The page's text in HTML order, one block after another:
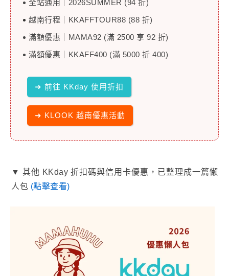
全站通用｜2026SUMMER (94 折)
越南行程｜KKAFFTOUR88 (88 折)
滿額優惠｜MAMA92 (滿 2500 享 92 折)
滿額優惠｜KKAFF400 (滿 5000 折 400)
➜ 前往 KKday 使用折扣
➜ KLOOK 越南優惠活動
▼ 其他 KKday 折扣碼與信用卡優惠，已整理成一篇懶
人包 (點擊查看)